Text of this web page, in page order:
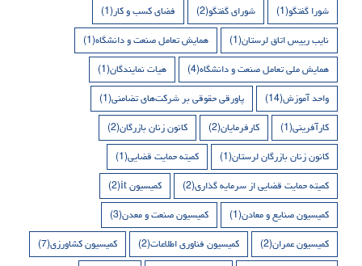
شورا گفتگو(1) شورای گفتگو(2) فضای کسب و کار(1)
نایب رییس اتاق لرستان(1) همایش تعامل صنعت و دانشگاه(1)
همایش ملی تعامل صنعت و دانشگاه(4) هیات نمایندگان(1)
واحد آموزش(14) پاورقی حقوقی بر شرکت‌های تضامنی(1)
کارآفرینی(1) کارفرمایان(2) کانون زنان بازرگان(2)
کانون زنان بازرگان لرستان(1) کمیته حمایت قضایی(1)
کمیته حمایت قضایی از سرمایه گذاری(2) کمیسیون it (2)
کمیسیون صنایع و معادن(1) کمیسیون صنعت و معدن(3)
کمیسیون عمران(2) کمیسیون فناوری اطلاعات(2) کمیسیون کشاورزی(7)